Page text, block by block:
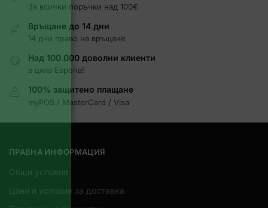
За всички поръчки над 100€
Връщане до 14 дни
14 дни право на връщане
Над 100.000 доволни клиенти
в цяла Европа!
100% защитено плащане
myPOS / MasterCard / Visa
ПРАВНА ИНФОРМАЦИЯ
Общи условия
Цени и условия за доставка